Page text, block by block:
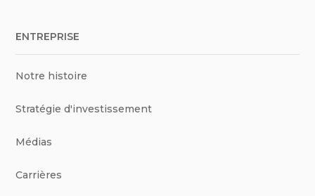
ENTREPRISE
Notre histoire
Stratégie d'investissement
Médias
Carrières